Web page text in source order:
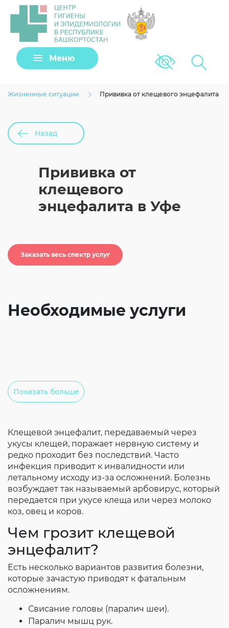
Меню Версия для
Жизненные ситуации Прививка от клещевого энцефалита
Назад
Прививка от
клещевого
энцефалита в Уфе
Заказать весь спектр услуг
Необходимые услуги
Показать больше
Клещевой энцефалит, передаваемый через
укусы клещей, поражает нервную систему и
редко проходит без последствий. Часто
инфекция приводит к инвалидности или
летальному исходу из-за осложнений. Болезнь
возбуждает так называемый арбовирус, который
передается при укусе клеща или через молоко
коз, овец и коров.
Чем грозит клещевой
энцефалит?
Есть несколько вариантов развития болезни,
которые зачастую приводят к фатальным
осложнениям.
Свисание головы (паралич шеи).
Паралич мышц рук.
Подать заявку
Согласие на обработку личных данных
Задать вопрос
Клещи
Загрузить файл
Введите слово с картинки